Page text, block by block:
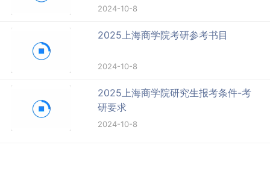
2024-10-8
2025上海商学院考研参考书目
2024-10-8
2025上海商学院研究生报考条件-考
研要求
2024-10-8